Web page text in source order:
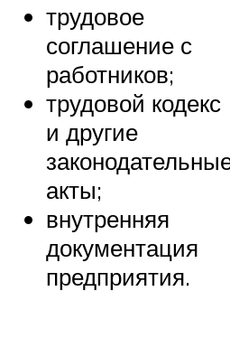
трудовое
соглашение с
работников;
трудовой кодекс
и другие
акты;
внутренняя
документация
предприятия.